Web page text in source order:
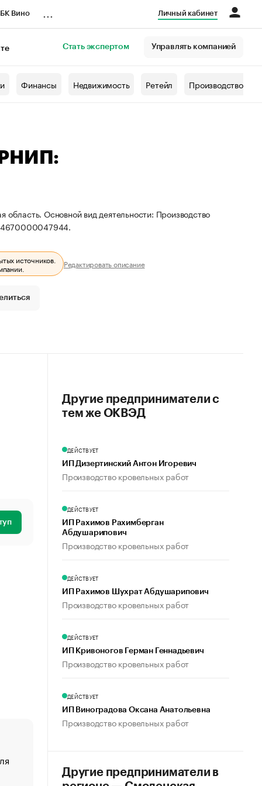
Вино Личный кабинет
Стать экспертом Управлять компанией
Финансы Недвижимость Ретейл Производство
Основной вид деятельности: Производство
источников.
Редактировать описание
создавшей GTA
Другие предприниматели с
тем же ОКВЭД
ДЕЙСТВУЕТ
ИП Дизертинский Антон Игоревич
Производство кровельных работ
ДЕЙСТВУЕТ
ИП Рахимов Рахимберган
Абдушарипович
Производство кровельных работ
ДЕЙСТВУЕТ
ИП Рахимов Шухрат Абдушарипович
Производство кровельных работ
ДЕЙСТВУЕТ
ИП Кривоногов Герман Геннадьевич
Производство кровельных работ
ДЕЙСТВУЕТ
ИП Виноградова Оксана Анатольевна
Производство кровельных работ
Другие предприниматели в